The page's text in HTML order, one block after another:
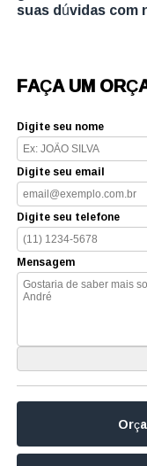
suas dúvidas com
FAÇA UM
Digite seu nome
Digite seu email
Digite seu telefone
Mensagem